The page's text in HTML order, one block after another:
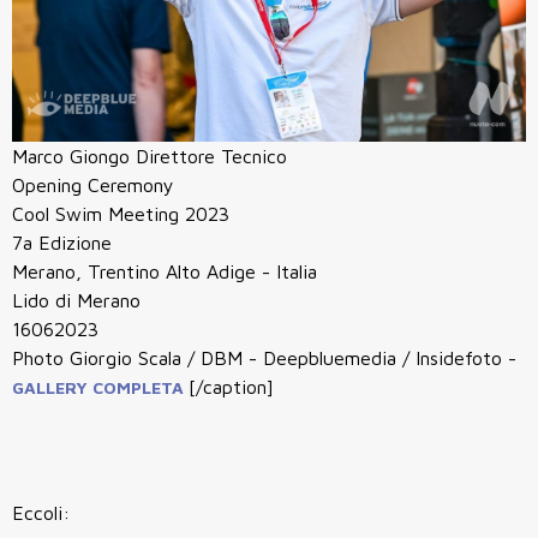
Marco Giongo Direttore Tecnico
Opening Ceremony
Cool Swim Meeting 2023
7a Edizione
Merano, Trentino Alto Adige - Italia
Lido di Merano
16062023
Photo Giorgio Scala / DBM - Deepbluemedia / Insidefoto -
GALLERY COMPLETA [/caption]
Eccoli: